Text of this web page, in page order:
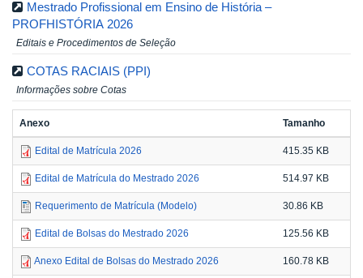
Mestrado Profissional em Ensino de História –
PROFHISTÓRIA 2026
Editais e Procedimentos de Seleção
COTAS RACIAIS (PPI)
Informações sobre Cotas
Anexo Tamanho
Edital de Matrícula 2026 415.35 KB
Edital de Matrícula do Mestrado 2026 514.97 KB
Requerimento de Matrícula (Modelo) 30.86 KB
Edital de Bolsas do Mestrado 2026 125.56 KB
Anexo Edital de Bolsas do Mestrado 2026 160.78 KB